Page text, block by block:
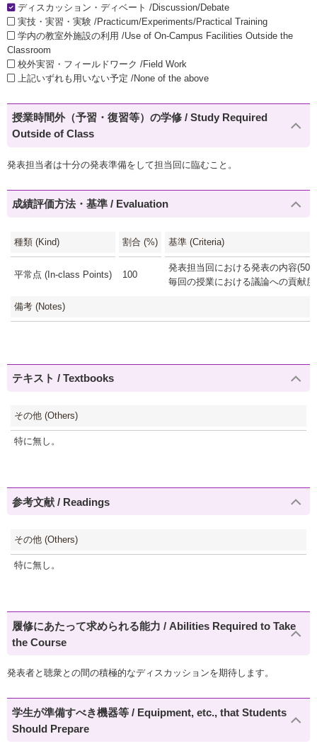
ディスカッション・ディベート /Discussion/Debate
実技・実習・実験 /Practicum/Experiments/Practical Training
学内の教室外施設の利用 /Use of On-Campus Facilities Outside the
Classroom
校外実習・フィールドワーク /Field Work
上記いずれも用いない予定 /None of the above
授業時間外（予習・復習等）の学修 / Study Required
Outside of Class
発表担当者は十分の発表準備をして担当回に臨むこと。
成績評価方法・基準 / Evaluation
種類 (Kind) 割合 (%) 基準 (Criteria)
平常点 (In-class Points) 100
発表担当回における発表の内容
毎回の授業における議論への貢献
備考 (Notes)
テキスト / Textbooks
その他 (Others)
特に無し。
参考文献 / Readings
その他 (Others)
特に無し。
履修にあたって求められる能力 / Abilities Required to Take
the Course
発表者と聴衆との間の積極的なディスカッションを期待します。
学生が準備すべき機器等 / Equipment, etc., that Students
Should Prepare